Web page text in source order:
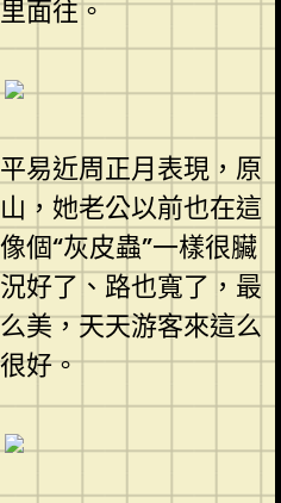
面往。
易近周正月表現，原
，她老公以前也在這
個“灰皮蟲”一樣很臟
好了、路也寬了，最
美，天天游客來這么
好。